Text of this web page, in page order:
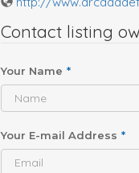
Contact listing
Your Name *
Your E-mail Address *